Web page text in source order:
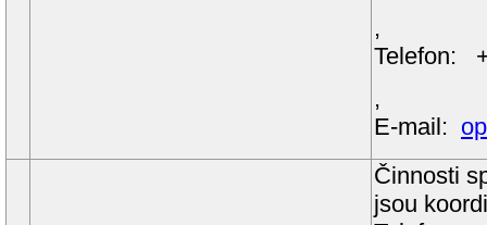
,
Telefon:
,
E-mail:
Činnosti
jsou